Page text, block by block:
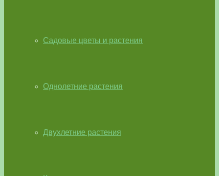
Садовые цветы и растения
Однолетние растения
Двухлетние растения